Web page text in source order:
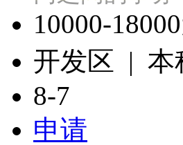
10000-
开发区 | 本
8-7
申请